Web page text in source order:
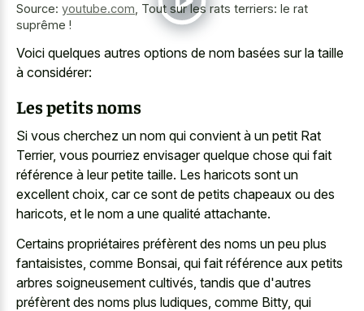
Source: youtube.com Tout sur les rats terriers: le rat
suprême !
Voici quelques autres options de nom basées sur la taille
à considérer:
Les petits noms
Si vous cherchez un nom qui convient à un petit Rat
Terrier, vous pourriez envisager quelque chose qui fait
référence à leur petite taille. Les haricots sont un
excellent choix, car ce sont de petits chapeaux ou des
haricots, et le nom a une qualité attachante.
Certains propriétaires préfèrent des noms un peu plus
fantaisistes, comme Bonsai, qui fait référence aux petits
arbres soigneusement cultivés, tandis que d'autres
préfèrent des noms plus ludiques, comme Bitty, qui